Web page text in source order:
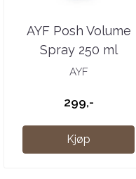
AYF Posh Volume
Spray 250 ml
AYF
299,-
Kjøp